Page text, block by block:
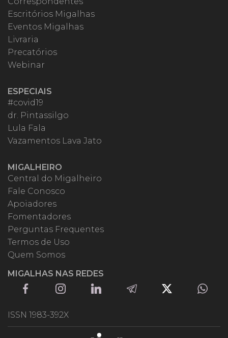
Escritórios Migalhas
Eventos Migalhas
Livraria
Precatórios
Webinar
ESPECIAIS
#covid19
dr. Pintassilgo
Lula Fala
Vazamentos Lava Jato
MIGALHEIRO
Central do Migalheiro
Fale Conosco
Apoiadores
Fomentadores
Perguntas Frequentes
Termos de Uso
Quem Somos
MIGALHAS NAS REDES
ISSN 1983-392X